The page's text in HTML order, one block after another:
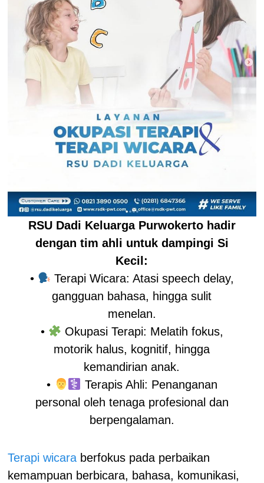
RSU Dadi Keluarga Purwokerto hadir
dengan tim ahli untuk dampingi Si
Kecil:
•
Terapi Wicara: Atasi speech delay,
gangguan bahasa, hingga sulit
menelan.
•
Okupasi Terapi: Melatih fokus,
motorik halus, kognitif, hingga
kemandirian anak.
•
Terapis Ahli: Penanganan
personal oleh tenaga profesional dan
berpengalaman.
Terapi wicara berfokus pada perbaikan
kemampuan berbicara, bahasa, komunikasi,